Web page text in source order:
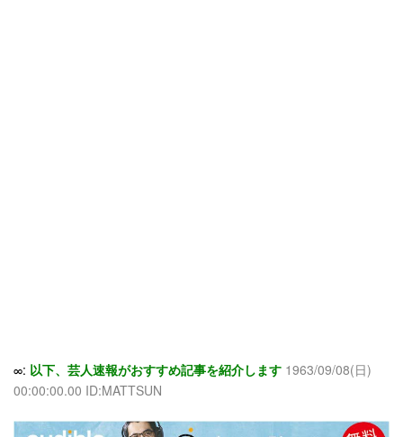
∞: 以下、芸人速報がおすすめ記事を紹介します 1963/09/08(日)
00:00:00.00 ID:MATTSUN